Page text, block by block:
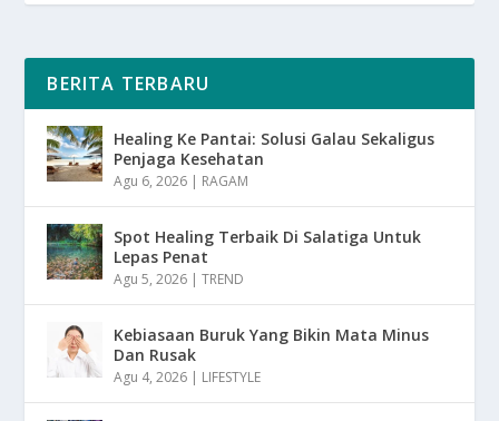
BERITA TERBARU
Healing Ke Pantai: Solusi Galau Sekaligus
Penjaga Kesehatan
Agu 6, 2026 | RAGAM
Spot Healing Terbaik Di Salatiga Untuk
Lepas Penat
Agu 5, 2026 |TREND
Kebiasaan Buruk Yang Bikin Mata Minus
Dan Rusak
Agu 4, 2026 | LIFESTYLE